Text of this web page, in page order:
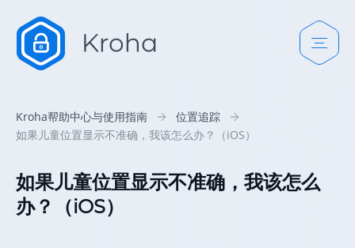
Kroha帮助中心与使用指南
位置追踪
如果儿童位置显示不准确，我该怎么办？（iOS）
如果儿童位置显示不准确，我该怎么
办？（iOS）